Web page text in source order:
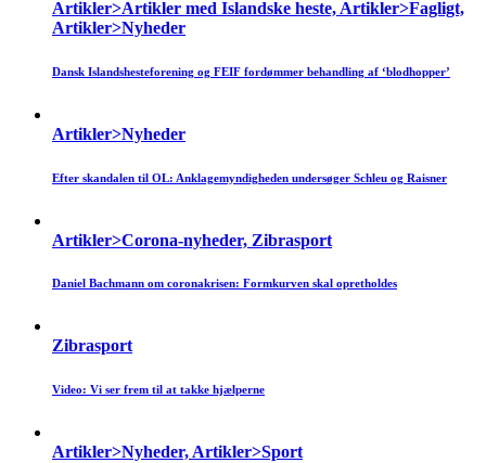
Artikler>Artikler med Islandske heste, Artikler>Fagligt,
Artikler>Nyheder
Dansk Islandshesteforening og FEIF fordømmer behandling af ‘blodhopper’
Artikler>Nyheder
Efter skandalen til OL: Anklagemyndigheden undersøger Schleu og Raisner
Artikler>Corona-nyheder, Zibrasport
Daniel Bachmann om coronakrisen: Formkurven skal opretholdes
Zibrasport
Video: Vi ser frem til at takke hjælperne
Artikler>Nyheder, Artikler>Sport